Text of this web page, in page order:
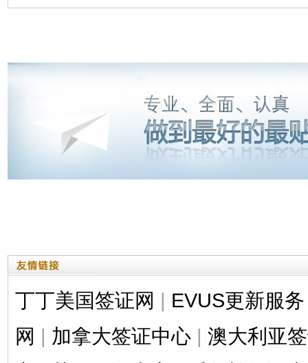
丁丁美国签证网 | EVUS更新服务
网 | 加拿大签证中心 | 澳大利亚